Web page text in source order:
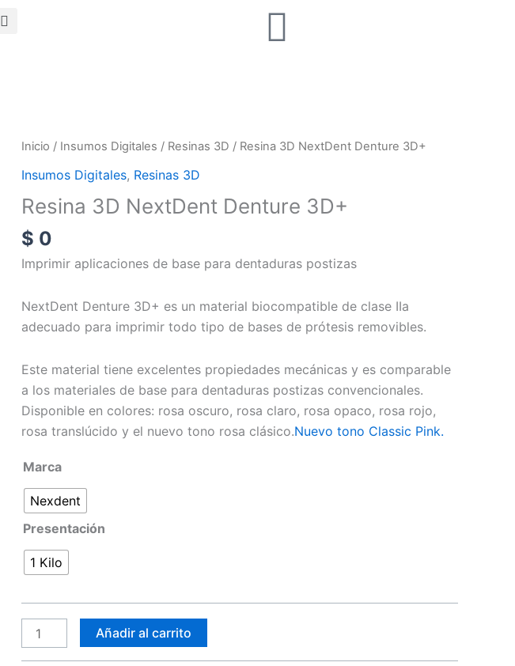
Search
Inicio / Insumos Digitales / Resinas 3D / Resina 3D NextDent Denture 3D+
Insumos Digitales, Resinas 3D
Resina 3D NextDent Denture 3D+
$ 0
Imprimir aplicaciones de base para dentaduras postizas
NextDent Denture 3D+ es un material biocompatible de clase IIa
adecuado para imprimir todo tipo de bases de prótesis removibles.
Este material tiene excelentes propiedades mecánicas y es comparable
a los materiales de base para dentaduras postizas convencionales.
Disponible en colores: rosa oscuro, rosa claro, rosa opaco, rosa rojo,
rosa translúcido y el nuevo tono rosa clásico.Nuevo tono Classic Pink.
Marca
Nexdent
Presentación
1 Kilo
Resina
3D
Denture
3D+
cantidad
Añadir al carrito